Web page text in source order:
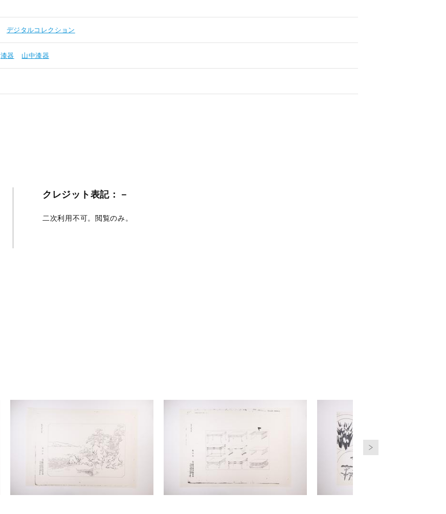
デジタルコレクション
漆器 山中漆器
クレジット表記：－
二次利用不可。閲覧のみ。